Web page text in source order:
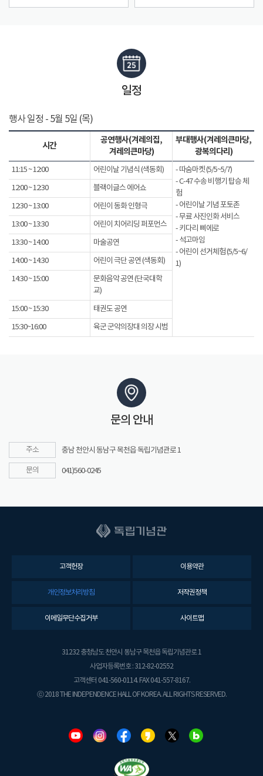
일정
행사 일정 - 5월 5일 (목)
시간
공연행사(겨레의집,
겨레의큰마당)
부대행사(겨레의큰마당,
광복의다리)
11:15 ~ 12:00 어린이날 기념식 (색동회)
- 따숨마켓 (5/5~5/7)
- C-47 수송 비행기 탑승 체
험
- 어린이날 기념 포토존
- 무료 사진인화 서비스
- 키다리 삐에로
- 석고마임
- 어린이 선거체험 (5/5~6/
1)
12:00 ~ 12:30 블랙이글스 에어쇼
12:30 ~ 13:00 어린이 동화 인형극
13:00 ~ 13:30 어린이 치어리딩 퍼포먼스
13:30 ~ 14:00 마술공연
14:00 ~ 14:30 어린이 극단 공연 (색동회)
14:30 ~ 15:00
문화음악 공연 (단국대학
교)
15:00 ~ 15:30 태권도 공연
15:30~16:00 육군 군악의장대 의장 시범
문의 안내
주소 충남 천안시 동남구 목천읍 독립기념관로 1
문의 041)560-0245
고객헌장 이용약관
개인정보처리방침 저작권정책
이메일무단수집거부 사이트맵
31232 충청남도 천안시 동남구 목천읍 독립기념관로 1
사업자등록번호 : 312-82-02552
고객센터 041-560-0114. FAX 041-557-8167.
ⓒ 2018 THE INDEPENDENCE HALL OF KOREA. ALL RIGHTS RESERVED.